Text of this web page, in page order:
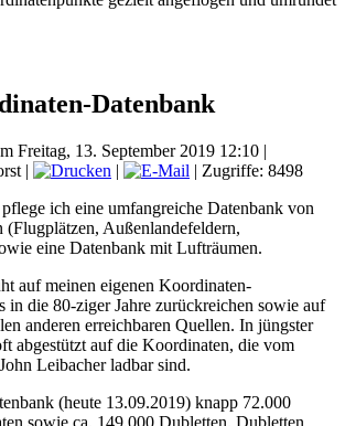
Datenbank
Freitag, 13. September 2019 12:10 |
| |
| Zugriffe: 8498
ich eine umfangreiche Datenbank von
Außenlandefeldern,
eine Datenbank mit Lufträumen.
auf meinen eigenen Koordinaten-
in die 80-ziger Jahre zurückreichen sowie auf
anderen erreichbaren Quellen. In jüngster
abgestützt auf die Koordinaten, die vom
Leibacher ladbar sind.
(heute 13.09.2019) knapp 72.000
sowie ca. 149.000 Dubletten. Dubletten